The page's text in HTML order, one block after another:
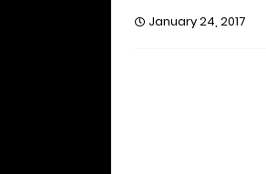
January 24, 2017